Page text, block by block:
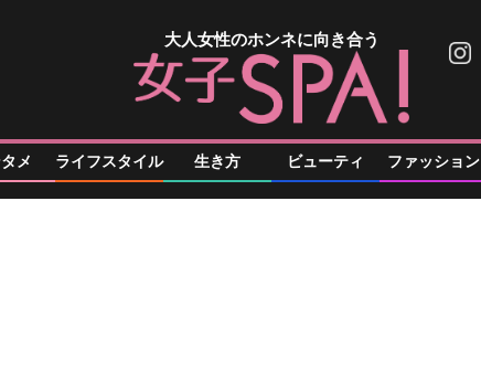
大人女性のホンネに向き合う
メ ライフスタイル 生き方 ビューティ ファッション